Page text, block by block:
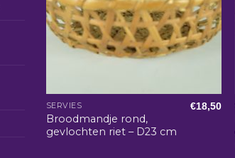
SERVIES
Broodmandje rond,
gevlochten riet – D23 cm
€18,50